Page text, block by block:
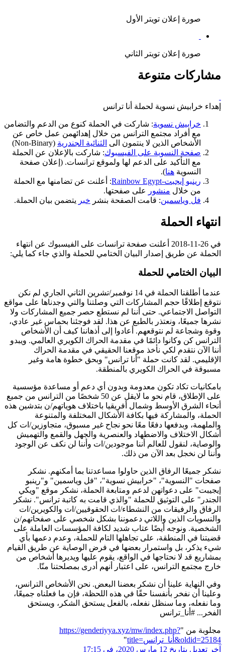
صورة إعلان تويتر الأول
صورة إعلان تويتر الثاني
مشاركات متنوعة
إهداء خرابيش نسوية لحملة أنا ترانس
خرابيش نسوية: شاركت في الحملة كنوع من الدعم والتضامن
مع أفراد مجتمع الترانس من خلال إهدائهمن عمل خاص عن
الأشخاص الذين لا ينتمون الى الثنائية الجندرية (Non-Binary)
صفحة النسوية على الفيسبوك: شاركت بالإعلان عن الحملة
مع التأكيد على الدعم لها ولموقع ترانسات. (إعلان صفحة
النسوية هنا).
رينبو إيجبت-Rainbow Egypt
: أعلنت عن تضامنها مع الحملة
من خلال منشور
على صفحتها.
فل وياسمين: قامت الصفحة بنشر خبر يتضمن بيان الحملة.
انتهاء الحملة
في 26-11-2018 أعلنت صفحة ترانسات على الفيسبوك عن انتهاء
الحملة عن طريق إصدار البيان الختامي للحملة والذي جاء كما يلي:
البيان الختامي للحملة
عندما أطلقنا الحملة في 14 نوفمبر/تشرين الثاني الجاري لم نكن
نتوقع إطلاقًا حجم المشاركات التي وصلتنا والتي وجدناها على مواقع
التواصل الاجتماعي. حتى أننا لم نستطع حصر جميع المشاركات ولا
نشرها جميعًا، ونعتذر بالطبع عن هذا. لقد فوجئنا بحماس غير عادي،
وقوة وشجاعة لم نتوقعهم. أعادوا إلى أذهاننا كيف أن الأشخاص
الترانس كن وكانوا دائمًا في مقدمة الحراك الكويري العالمي. ويبدو
أننا الآن نتقدم لكي نأخذ موقعنا الحقيقي في مقدمة الحراك
الإقليمي. لقد كانت حملة "أنا ترانس" وبحق خطوة هامة وغير
مسبوقة في الحراك الكويري بالمنطقة.
بامكانيات تكاد تكون معدومة وبدون أي دعم أو مساعدة مؤسسية
على الإطلاق، قام نحو ما لايقل عن 50 شخصًا من الترانس من جميع
أنحاء الشرق الأوسط وشمال أفريقيا باختلاف هوياتهم/ن بتدشين هذه
الحملة، والمشاركة فيها بكافة الأشكال المختلفة والمتنوعة
والملهمة، وبدفعها دفعًا معًا نحو نجاح غير مسبوق، متجاوزين/ات كل
أشكال الاختلاف والاضطهاد والعنصرية والجهل والقمع والتهميش
والوصاية، لنقول للعالم أننا موجودين/ات وأننا لن نكف عن الوجود
وأننا لن نخجل بعد الآن من ذلك.
نشكر جميعًا الرفاق الذين حاولوا مساعدتنا بما أمكنهم. نشكر
صفحات "النسوية"، "خرابيش نسوية"، "فل وياسمين" و"رينبو
إيجيبت" على دعواتهن لدعم ومتابعة الحملة، نشكر موقع "ويكي
الجندر" على التوثيق للحملة "والذي قامت به كاتبة ترانس". نشكر
الرفاق والرفيقات من النشطاء/ات الحقوقيين/ات والكويرين/ات
والنسويات الذين واللاتي دعموننا بشكل شخصي على صفحاتهم/ن
الشخصية. ونوجه أيضًا عتاب شديد لكافة المؤسسات العاملة على
قضيتنا في المنطقة، على تجاهلها التام للحملة، وعدم دعمها بأي
شيء يذكر، بل واستمرار بعضها في فرض الوصاية عن طريق القيام
بمشاريع قد لا نحتاجها في الواقع، يقوم عليها ويديرها أشخاص من
خارج مجتمع الترانس، على اعتبار أنهم أدرى بمصلحتنا منّا.
وفي النهاية علينا أن نشكر بعضنا البعض. نحن الأشخاص الترانس،
وعلينا أن نفخر بأنفسنا حقًا في هذه اللحظة، فإن ما فعلناه جميعًا،
وما نفعله، وما سنظل نفعله، بالفعل يستحق الشكر، ويستحق
الفخر... #أنا_ترانس
مجلوبة من "https://genderiyya.xyz/mw/index.php?
title=أنا_ترانس&oldid=25184
"
آخر تعديل بتاريخ 12 مارس 2020، في 17:15